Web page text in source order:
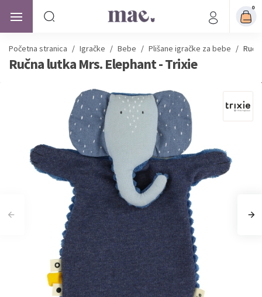
0
Početna stranica / Igračke / Bebe / Plišane igračke za bebe /
Ručna lutka Mrs. Elephant - Trixie